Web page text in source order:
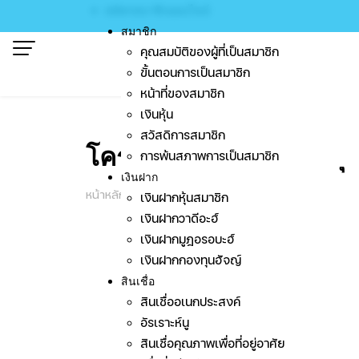
to
content
สมาชิก
คุณสมบัติของผู้ที่เป็นสมาชิก
ขั้นตอนการเป็นสมาชิก
หน้าที่ของสมาชิก
เงินหุ้น
สวัสดิการสมาชิก
การพ้นสภาพการเป็นสมาชิก
เงินฝาก
เงินฝากหุ้นสมาชิก
เงินฝากวาดีอะฮ์
เงินฝากมูฎอรอบะฮ์
เงินฝากกองทุนฮัจญ์
สินเชื่อ
สินเชื่ออเนกประสงค์
อัรเราะห์นู
สินเชื่อคุณภาพเพื่อที่อยู่อาศัย
โครงการสร้างแรงกระ
หน้าหลัก / โครงการสร้างแรงกระตุ้นผู้แทนสหกรณ์
สหกรณ์อิสลาม อิบนูอั
จ.ยะลา ระหว่างวันที่